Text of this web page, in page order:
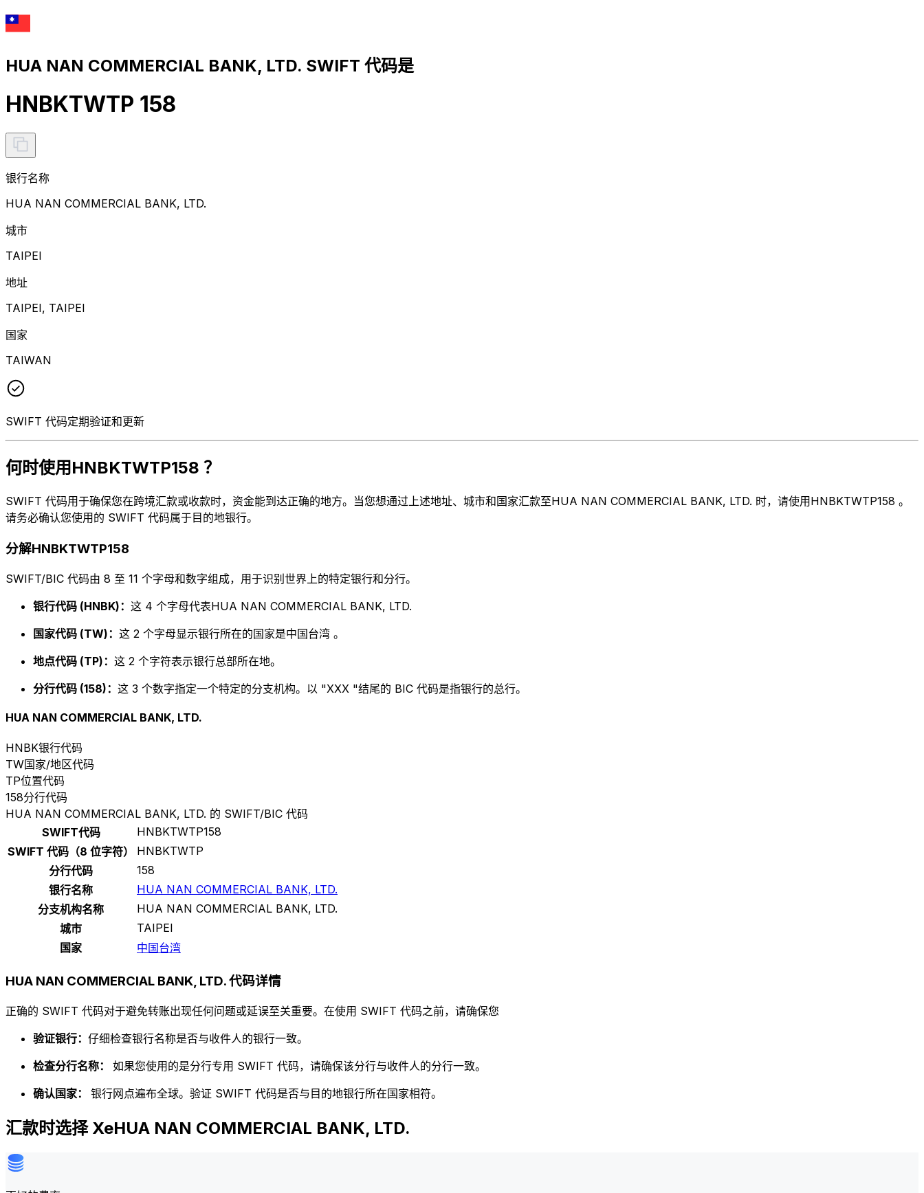
HUA NAN COMMERCIAL BANK, LTD. SWIFT 代码是
HNBKTWTP 158
银行名称
HUA NAN COMMERCIAL BANK, LTD.
城市
TAIPEI
地址
TAIPEI, TAIPEI
国家
TAIWAN
SWIFT 代码定期验证和更新
何时使用HNBKTWTP158 ？
SWIFT 代码用于确保您在跨境汇款或收款时，资金能到达正确的地方。当您想通过上述地址、城市和国家汇款至HUA NAN COMMERCIAL BANK, LTD. 时，请使用HNBKTWTP158 。
请务必确认您使用的 SWIFT 代码属于目的地银行。
分解HNBKTWTP158
SWIFT/BIC 代码由 8 至 11 个字母和数字组成，用于识别世界上的特定银行和分行。
银行代码 (HNBK)： 这 4 个字母代表HUA NAN COMMERCIAL BANK, LTD.
国家代码 (TW)： 这 2 个字母显示银行所在的国家是中国台湾 。
地点代码 (TP)： 这 2 个字符表示银行总部所在地。
分行代码 (158)： 这 3 个数字指定一个特定的分支机构。以 "XXX "结尾的 BIC 代码是指银行的总行。
HUA NAN COMMERCIAL BANK, LTD.
HNBK银行代码
TW国家/地区代码
TP位置代码
158分行代码
HUA NAN COMMERCIAL BANK, LTD. 的 SWIFT/BIC 代码
SWIFT代码
HNBKTWTP158
SWIFT 代码（8 位字符）
HNBKTWTP
分行代码
158
银行名称
HUA NAN COMMERCIAL BANK, LTD.
分支机构名称
HUA NAN COMMERCIAL BANK, LTD.
城市
TAIPEI
国家
中国台湾
HUA NAN COMMERCIAL BANK, LTD. 代码详情
正确的 SWIFT 代码对于避免转账出现任何问题或延误至关重要。在使用 SWIFT 代码之前，请确保您
验证银行： 仔细检查银行名称是否与收件人的银行一致。
检查分行名称： 如果您使用的是分行专用 SWIFT 代码，请确保该分行与收件人的分行一致。
确认国家： 银行网点遍布全球。验证 SWIFT 代码是否与目的地银行所在国家相符。
汇款时选择 XeHUA NAN COMMERCIAL BANK, LTD.